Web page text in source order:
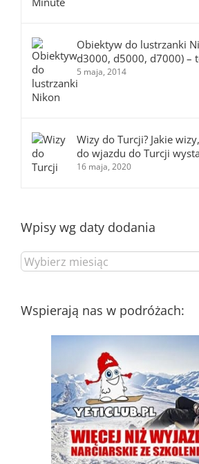
Obiektyw do lustrzanki
d3000, d5000, d7000) –
5 maja, 2014
Wizy do Turcji? Jakie
do wjazdu do Turcji
16 maja, 2020
Wpisy wg daty dodania
Wpisy
wg
Wspierają nas w podróżach: